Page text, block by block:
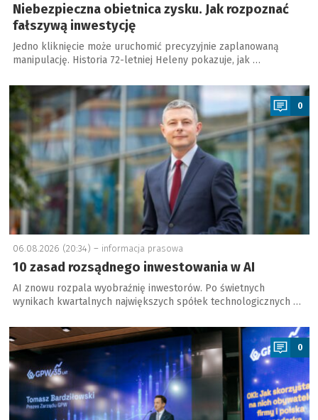
Niebezpieczna obietnica zysku. Jak rozpoznać
fałszywą inwestycję
Jedno kliknięcie może uruchomić precyzyjnie zaplanowaną
manipulację. Historia 72-letniej Heleny pokazuje, jak …
a
0
06.08.2026 (20:34) – informacja prasowa
10 zasad rozsądnego inwestowania w AI
AI znowu rozpala wyobraźnię inwestorów. Po świetnych
wynikach kwartalnych największych spółek technologicznych …
a
0